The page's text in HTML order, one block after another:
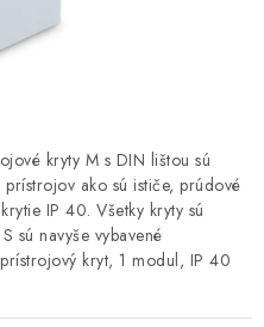
VENTILÁCIA
kryty M s DIN lištou sú
ako sú ističe, prúdové
IP 40. Všetky kryty sú
sú navyše vybavené
kryt, 1 modul, IP 40